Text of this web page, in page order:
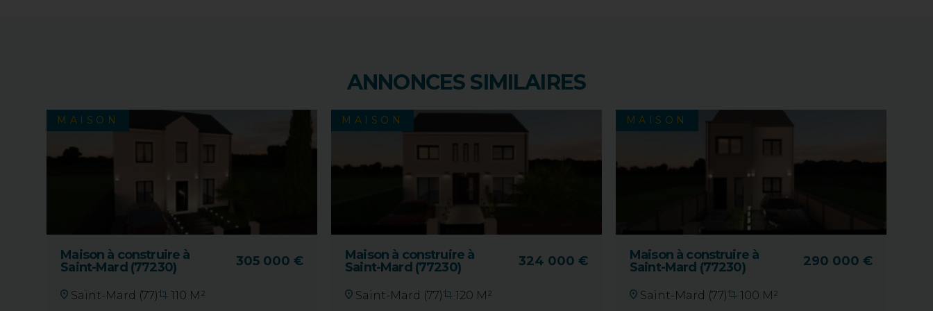
ANNONCES SIMILAIRES
MAISON
Maison à construire à
Saint-Mard (77230)
305 000 €
Saint-Mard (77) 110 M²
MAISON
Maison à construire à
Saint-Mard (77230)
324 000 €
Saint-Mard (77) 120 M²
MAISON
Maison à construire à
Saint-Mard (77230)
290 000 €
Saint-Mard (77) 100 M²